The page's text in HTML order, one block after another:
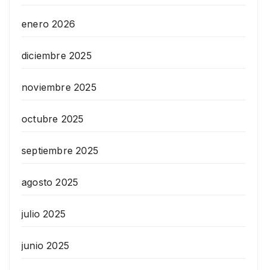
enero 2026
diciembre 2025
noviembre 2025
octubre 2025
septiembre 2025
agosto 2025
julio 2025
junio 2025